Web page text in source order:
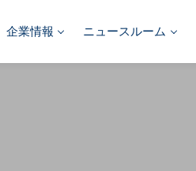
企業情報 ニュースルーム